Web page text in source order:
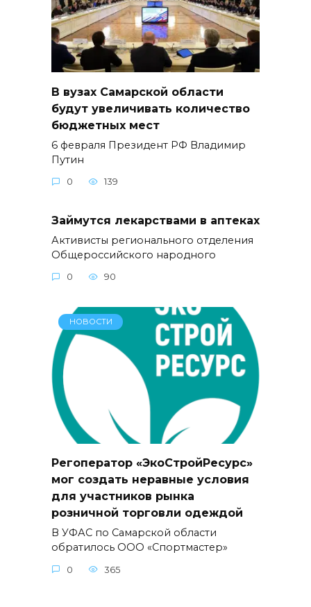
В вузах Самарской области
будут увеличивать количество
бюджетных мест
6 февраля Президент РФ Владимир
Путин
0 139
Займутся лекарствами в аптеках
Активисты регионального отделения
Общероссийского народного
0 90
НОВОСТИ
Регоператор «ЭкоСтройРесурс»
мог создать неравные условия
для участников рынка
розничной торговли одеждой
В УФАС по Самарской области
обратилось ООО «Спортмастер»
0 365